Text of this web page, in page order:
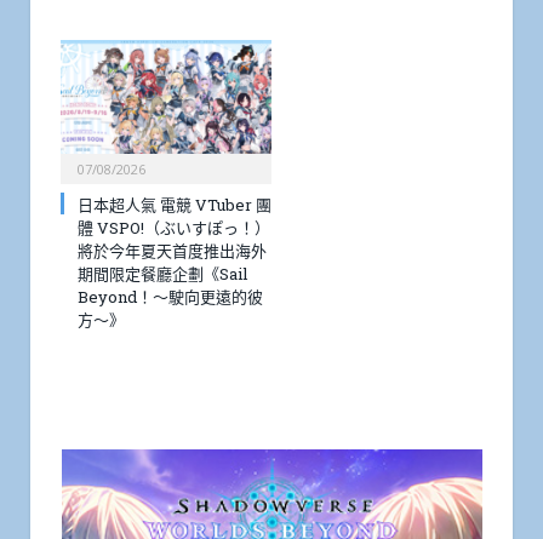
07/08/2026
日本超人氣 電競 VTuber 團
體 VSPO!（ぶいすぽっ！）
將於今年夏天首度推出海外
期間限定餐廳企劃《Sail
Beyond！～駛向更遠的彼
方～》